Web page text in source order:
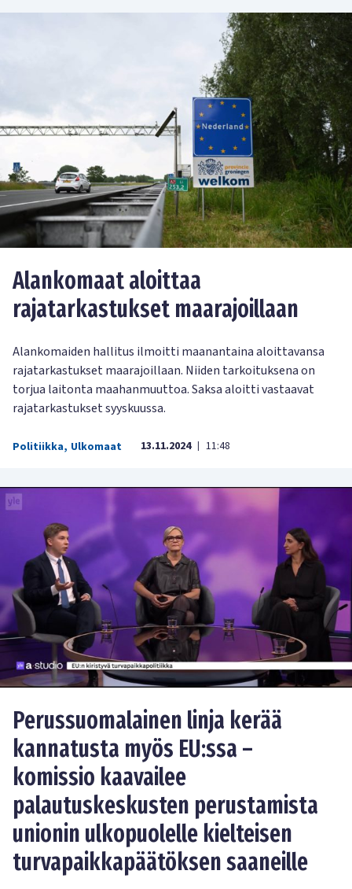
Alankomaat aloittaa
rajatarkastukset maarajoillaan
Alankomaiden hallitus ilmoitti maanantaina aloittavansa
rajatarkastukset maarajoillaan. Niiden tarkoituksena on
torjua laitonta maahanmuuttoa. Saksa aloitti vastaavat
rajatarkastukset syyskuussa.
Politiikka, Ulkomaat 13.11.2024 | 11:48
Perussuomalainen linja kerää
kannatusta myös EU:ssa –
komissio kaavailee
palautuskeskusten perustamista
unionin ulkopuolelle kielteisen
turvapaikkapäätöksen saaneille